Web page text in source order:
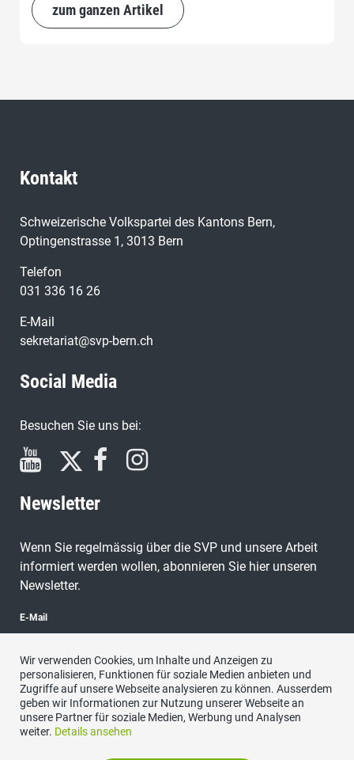
zum ganzen Artikel
Kontakt
Schweizerische Volkspartei des Kantons Bern,
Optingenstrasse 1, 3013 Bern
Telefon
031 336 16 26
E-Mail
sekretariat@svp-bern.ch
Social Media
Besuchen Sie uns bei:
Newsletter
Wenn Sie regelmässig über die SVP und unsere Arbeit
informiert werden wollen, abonnieren Sie hier unseren
Newsletter.
E-Mail
abonnieren
Wir verwenden Cookies, um Inhalte und Anzeigen zu
personalisieren, Funktionen für soziale Medien anbieten und
Zugriffe auf unsere Webseite analysieren zu können. Ausserdem
geben wir Informationen zur Nutzung unserer Webseite an
unsere Partner für soziale Medien, Werbung und Analysen
weiter. Details ansehen